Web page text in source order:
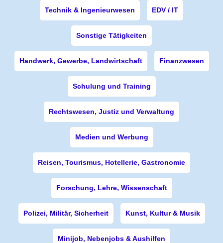
Technik & Ingenieurwesen EDV / IT
Sonstige Tätigkeiten
Handwerk, Gewerbe, Landwirtschaft Finanzwesen
Schulung und Training
Rechtswesen, Justiz und Verwaltung
Medien und Werbung
Reisen, Tourismus, Hotellerie, Gastronomie
Forschung, Lehre, Wissenschaft
Polizei, Militär, Sicherheit Kunst, Kultur & Musik
Minijob, Nebenjobs & Aushilfen